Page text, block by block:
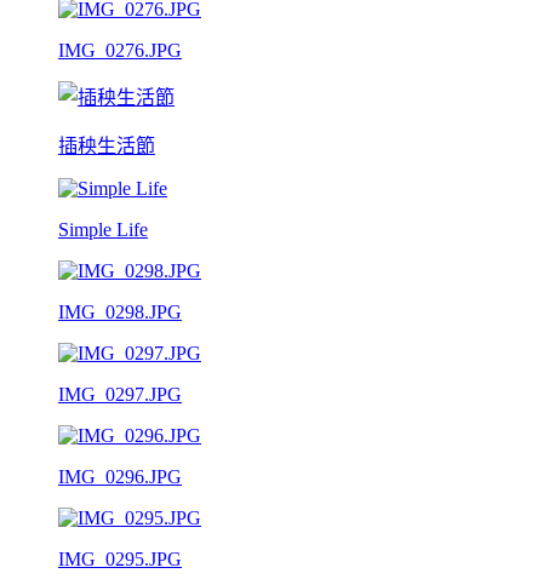
IMG_0276.JPG
插秧生活節
Simple Life
IMG_0298.JPG
IMG_0297.JPG
IMG_0296.JPG
IMG_0295.JPG